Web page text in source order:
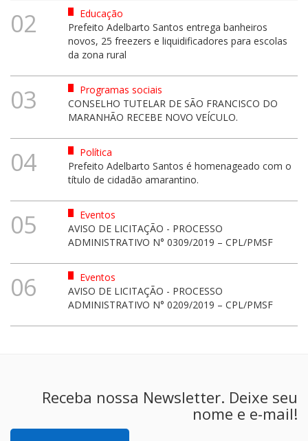
02
Educação
Prefeito Adelbarto Santos entrega banheiros
novos, 25 freezers e liquidificadores para escolas
da zona rural
03
Programas sociais
CONSELHO TUTELAR DE SÃO FRANCISCO DO
MARANHÃO RECEBE NOVO VEÍCULO.
04
Política
Prefeito Adelbarto Santos é homenageado com o
título de cidadão amarantino.
05
Eventos
AVISO DE LICITAÇÃO - PROCESSO
ADMINISTRATIVO N° 0309/2019 – CPL/PMSF
06
Eventos
AVISO DE LICITAÇÃO - PROCESSO
ADMINISTRATIVO N° 0209/2019 – CPL/PMSF
Receba nossa Newsletter. Deixe seu
nome e e-mail!